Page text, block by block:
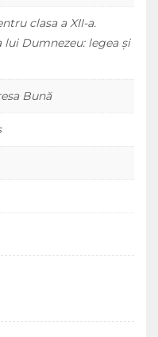
clasa a XII-a.
lui Dumnezeu: legea și
Bună